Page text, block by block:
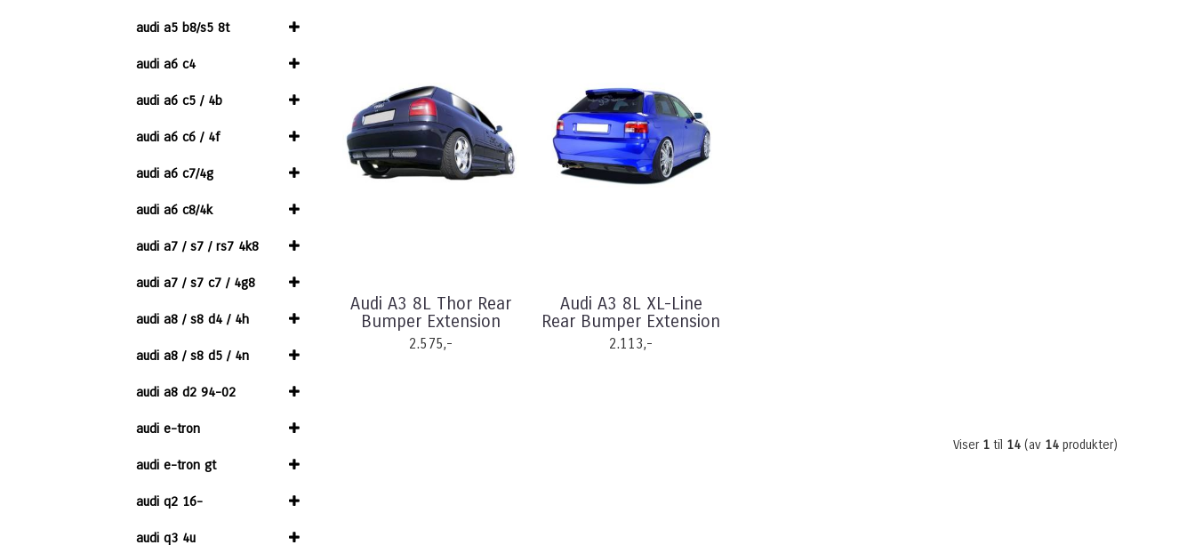
audi a5 b8/s5 8t
audi a6 c4
audi a6 c5 / 4b
audi a6 c6 / 4f
audi a6 c7/4g
audi a6 c8/4k
audi a7 / s7 / rs7 4k8
audi a7 / s7 c7 / 4g8
audi a8 / s8 d4 / 4h
audi a8 / s8 d5 / 4n
audi a8 d2 94-02
audi e-tron
audi e-tron gt
audi q2 16-
audi q3 4u
Audi A3 8L Thor Rear
Bumper Extension
2.575,-
Audi A3 8L XL-Line
Rear Bumper Extension
2.113,-
Viser 1 til 14 (av 14 produkter)